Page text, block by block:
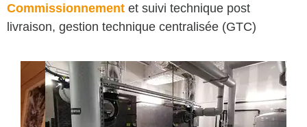
Commissionnement et suivi technique post
livraison, gestion technique centralisée (GTC)